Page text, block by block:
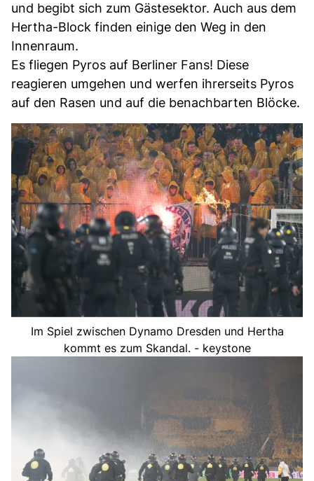
und begibt sich zum Gästesektor. Auch aus dem
Hertha-Block finden einige den Weg in den
Innenraum.
Es fliegen Pyros auf Berliner Fans! Diese
reagieren umgehen und werfen ihrerseits Pyros
auf den Rasen und auf die benachbarten Blöcke.
Im Spiel zwischen Dynamo Dresden und Hertha
kommt es zum Skandal. - keystone